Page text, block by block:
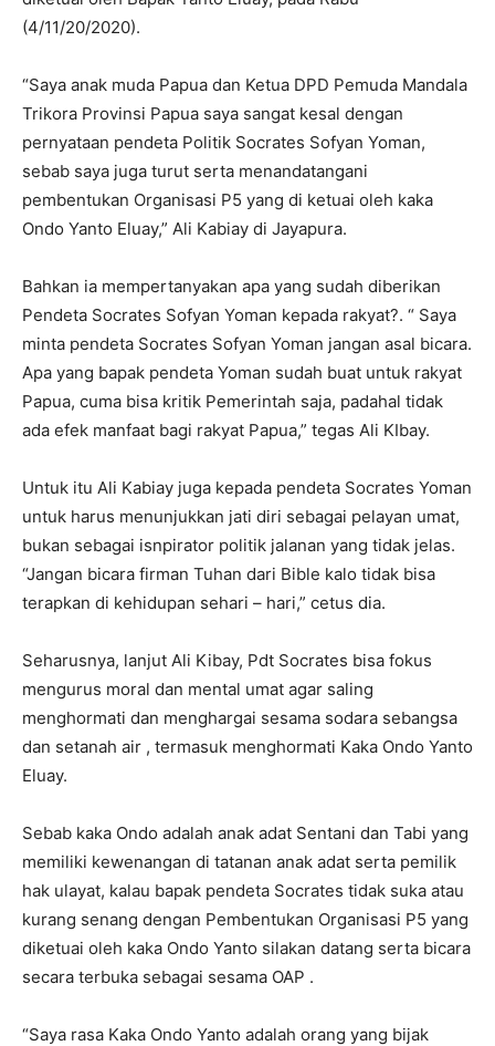
(4/11/20/2020).
“Saya anak muda Papua dan Ketua DPD Pemuda Mandala
Trikora Provinsi Papua saya sangat kesal dengan
pernyataan pendeta Politik Socrates Sofyan Yoman,
sebab saya juga turut serta menandatangani
pembentukan Organisasi P5 yang di ketuai oleh kaka
Ondo Yanto Eluay,” Ali Kabiay di Jayapura.
Bahkan ia mempertanyakan apa yang sudah diberikan
Pendeta Socrates Sofyan Yoman kepada rakyat?. “ Saya
minta pendeta Socrates Sofyan Yoman jangan asal bicara.
Apa yang bapak pendeta Yoman sudah buat untuk rakyat
Papua, cuma bisa kritik Pemerintah saja, padahal tidak
ada efek manfaat bagi rakyat Papua,” tegas Ali KIbay.
Untuk itu Ali Kabiay juga kepada pendeta Socrates Yoman
untuk harus menunjukkan jati diri sebagai pelayan umat,
bukan sebagai isnpirator politik jalanan yang tidak jelas.
“Jangan bicara firman Tuhan dari Bible kalo tidak bisa
terapkan di kehidupan sehari – hari,” cetus dia.
Seharusnya, lanjut Ali Kibay, Pdt Socrates bisa fokus
mengurus moral dan mental umat agar saling
menghormati dan menghargai sesama sodara sebangsa
dan setanah air , termasuk menghormati Kaka Ondo Yanto
Eluay.
Sebab kaka Ondo adalah anak adat Sentani dan Tabi yang
memiliki kewenangan di tatanan anak adat serta pemilik
hak ulayat, kalau bapak pendeta Socrates tidak suka atau
kurang senang dengan Pembentukan Organisasi P5 yang
diketuai oleh kaka Ondo Yanto silakan datang serta bicara
secara terbuka sebagai sesama OAP .
“Saya rasa Kaka Ondo Yanto adalah orang yang bijak